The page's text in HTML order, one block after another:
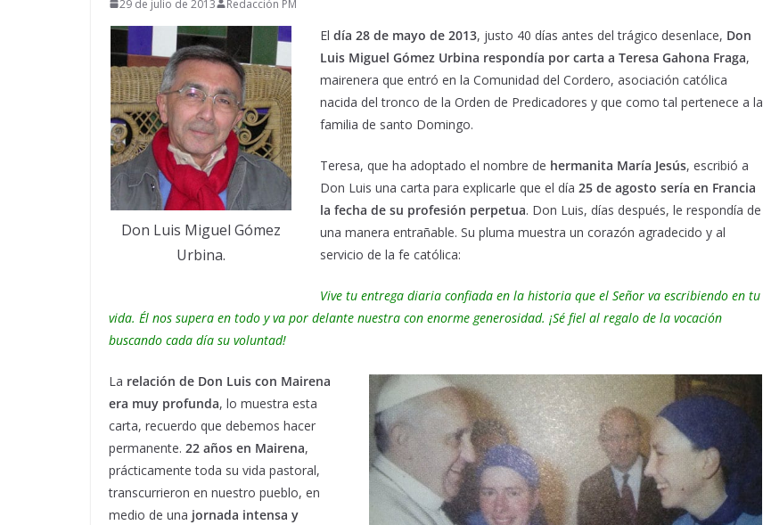
29 de julio de 2013 Redacción PM
Don Luis Miguel Gómez
Urbina.
El día 28 de mayo de 2013, justo 40 días antes del trágico desenlace, Don
Luis Miguel Gómez Urbina respondía por carta a Teresa Gahona Fraga,
mairenera que entró en la Comunidad del Cordero, asociación católica
nacida del tronco de la Orden de Predicadores y que como tal pertenece a la
familia de santo Domingo.
Teresa, que ha adoptado el nombre de hermanita María Jesús, escribió a
Don Luis una carta para explicarle que el día 25 de agosto sería en Francia
la fecha de su profesión perpetua. Don Luis, días después, le respondía de
una manera entrañable. Su pluma muestra un corazón agradecido y al
servicio de la fe católica:
Vive tu entrega diaria confiada en la historia que el Señor va escribiendo en tu
vida. Él nos supera en todo y va por delante nuestra con enorme generosidad. ¡Sé fiel al regalo de la vocación
buscando cada día su voluntad!
La relación de Don Luis con Mairena
era muy profunda, lo muestra esta
carta, recuerdo que debemos hacer
permanente. 22 años en Mairena,
prácticamente toda su vida pastoral,
transcurrieron en nuestro pueblo, en
medio de una jornada intensa y